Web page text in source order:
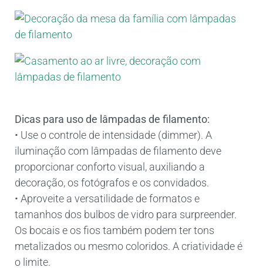
Dicas para uso de lâmpadas de filamento:
• Use o controle de intensidade (dimmer). A
iluminação com lâmpadas de filamento deve
proporcionar conforto visual, auxiliando a
decoração, os fotógrafos e os convidados.
• Aproveite a versatilidade de formatos e
tamanhos dos bulbos de vidro para surpreender.
Os bocais e os fios também podem ter tons
metalizados ou mesmo coloridos. A criatividade é
o limite.